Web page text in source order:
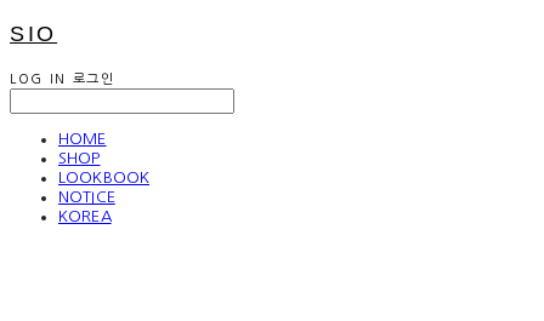
SIO
LOG IN 로그인
HOME
SHOP
LOOKBOOK
NOTICE
KOREA